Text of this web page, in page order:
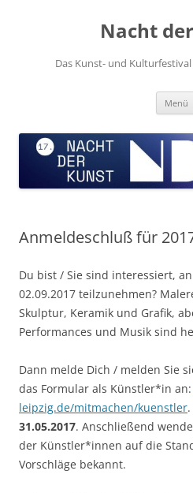
Nacht
Das Kunst- und
Menü
Anmeldeschluß für
Du bist / Sie sind interessiert,
02.09.2017 teilzunehmen?
Skulptur, Keramik und Grafik,
Performances und Musik sind
Dann melde Dich / melden Sie
das Formular als Künstler*in an:
leipzig.de/mitmachen/kuenstler.
31.05.2017. Anschließend
der Künstler*innen auf die
Vorschläge bekannt.